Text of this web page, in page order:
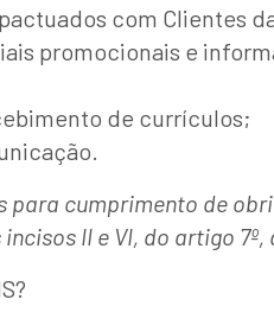
com Clientes
promocionais e
de currículos;
cumprimento de
II e VI, do artigo 7º,